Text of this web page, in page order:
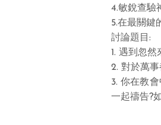
4.敏銳查驗
5.在最關鍵
討論題目:
1. 遇到忽
2. 對於萬
3. 你在教
一起禱告?